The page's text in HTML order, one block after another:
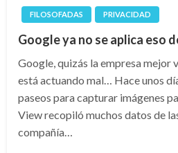
FILOSOFADAS PRIVACIDAD
Google ya no se aplica eso
Google, quizás la empresa mejor
está actuando mal… Hace unos
paseos para capturar imágenes
View recopiló muchos datos de
compañía…